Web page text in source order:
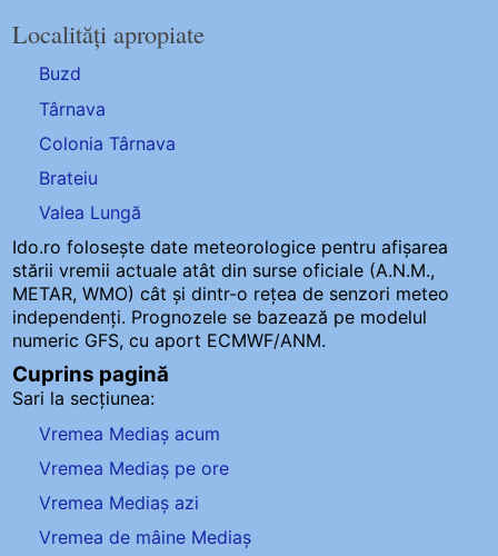
Localități apropiate
Buzd
Târnava
Colonia Târnava
Brateiu
Valea Lungă
Ido.ro folosește date meteorologice pentru afișarea
stării vremii actuale atât din surse oficiale (A.N.M.,
METAR, WMO) cât și dintr-o rețea de senzori meteo
independenți. Prognozele se bazează pe modelul
numeric GFS, cu aport ECMWF/ANM.
Cuprins pagină
Sari la secțiunea:
Vremea Mediaș acum
Vremea Mediaș pe ore
Vremea Mediaș azi
Vremea de mâine Mediaș